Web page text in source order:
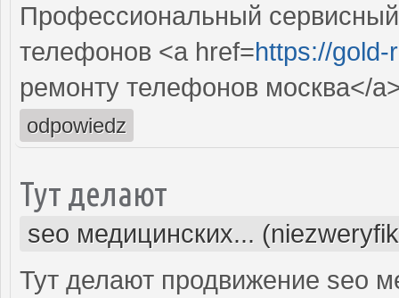
Профессиональный
телефонов <a href=https://gold-
ремонту телефонов москва</
odpowiedz
Тут делают
seo медицинских...
Тут делают продвижение seo